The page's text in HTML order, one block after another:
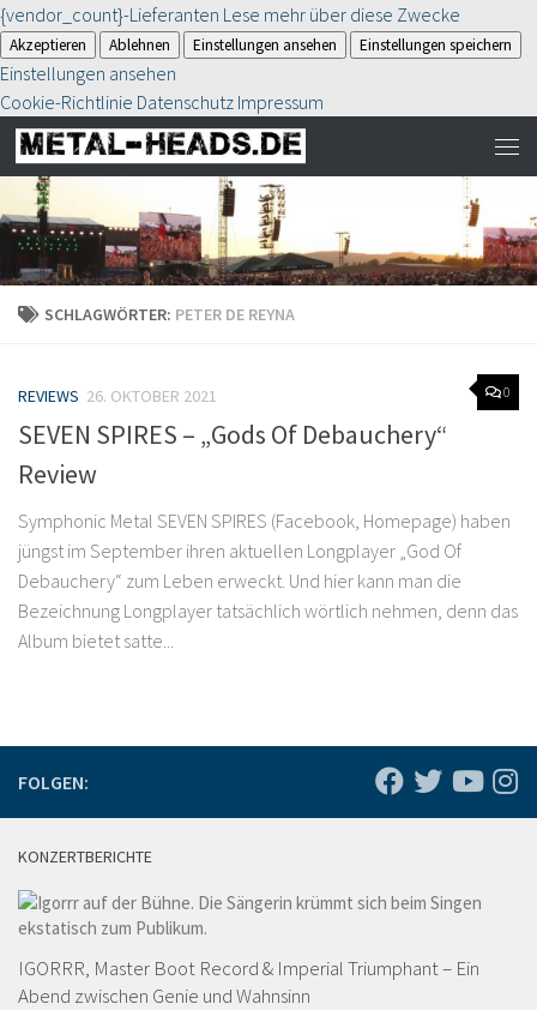
{vendor_count}-Lieferanten Lese mehr über diese Zwecke
Akzeptieren Ablehnen Einstellungen ansehen Einstellungen speichern
Einstellungen ansehen
Cookie-Richtlinie Datenschutz Impressum
SCHLAGWÖRTER: PETER DE REYNA
0
REVIEWS 26. OKTOBER 2021
SEVEN SPIRES – „Gods Of Debauchery“
Review
Symphonic Metal SEVEN SPIRES (Facebook, Homepage) haben
jüngst im September ihren aktuellen Longplayer „God Of
Debauchery“ zum Leben erweckt. Und hier kann man die
Bezeichnung Longplayer tatsächlich wörtlich nehmen, denn das
Album bietet satte...
FOLGEN:
KONZERTBERICHTE
IGORRR, Master Boot Record & Imperial Triumphant – Ein
Abend zwischen Genie und Wahnsinn